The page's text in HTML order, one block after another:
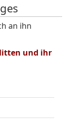
an ihn
und ihr